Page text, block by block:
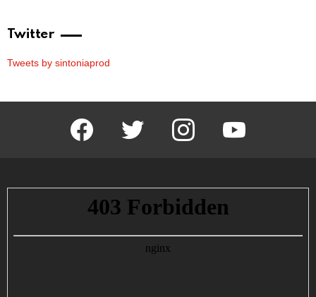
Twitter
Tweets by sintoniaprod
facebook twitter instagram youtube